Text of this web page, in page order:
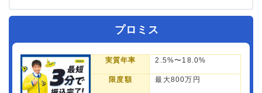
プロミス
実質年率 2.5%〜18.0%
限度額 最大800万円